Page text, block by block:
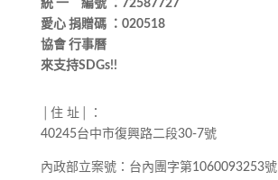
統 一 編號 ：72587727
愛心 捐贈碼 ：020518
協會 行事曆
來支持SDGs!!
│住 址│：
40245台中市復興路二段30-7號
內政部立案號：台內團字第1060093253號